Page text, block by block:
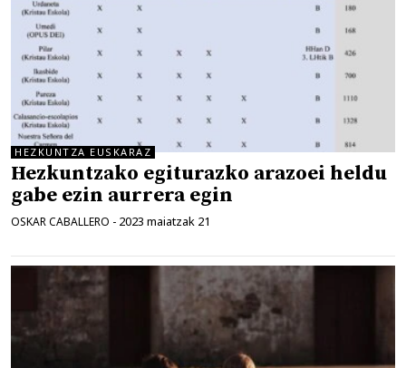
HEZKUNTZA EUSKARAZ
Hezkuntzako egiturazko arazoei heldu
gabe ezin aurrera egin
OSKAR CABALLERO - 2023 maiatzak 21